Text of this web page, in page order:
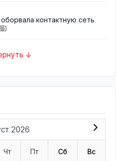
контактную сеть
↓
2026
Чт Пт Сб Вс